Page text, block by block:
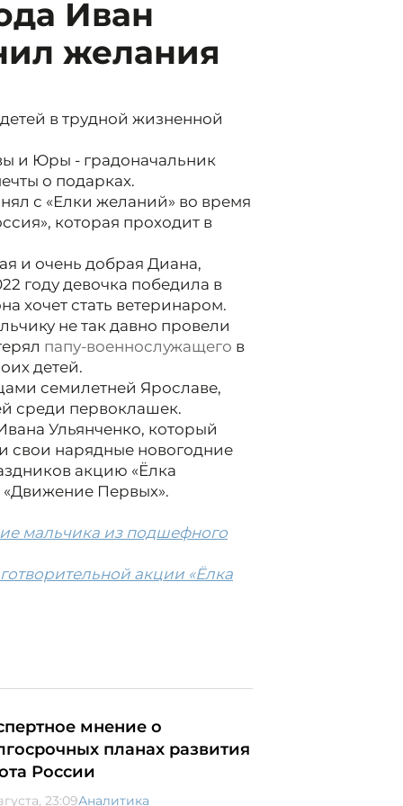
Иван
желания
в трудной жизненной
и Юры - градоначальник
о подарках.
с «Елки желаний» во время
которая проходит в
и очень добрая Диана,
году девочка победила в
хочет стать ветеринаром.
не так давно провели
папу-военнослужащего в
детей.
семилетней Ярославе,
среди первоклашек.
Ульянченко, который
свои нарядные новогодние
акцию «Ёлка
Первых».
мальчика из подшефного
акции «Ёлка
мнение о
планах развития
России
23:09Аналитика